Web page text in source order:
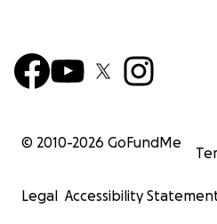
© 2010-2026 GoFundMe
Legal Accessibility